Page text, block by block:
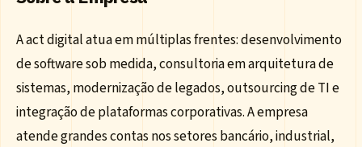
A act digital atua em múltiplas frentes: desenvolvimento
de software sob medida, consultoria em arquitetura de
sistemas, modernização de legados, outsourcing de TI e
integração de plataformas corporativas. A empresa
atende grandes contas nos setores bancário, industrial,